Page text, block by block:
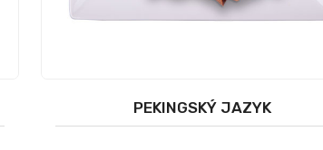
PEKINGSKÝ JAZYK